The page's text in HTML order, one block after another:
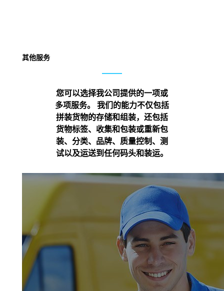
其他服务
您可以选择我公司提供的一项或
多项服务。 我们的能力不仅包括
拼装货物的存储和组装，还包括
货物标签、收集和包装或重新包
装、分类、品牌、质量控制、测
试以及运送到任何码头和装运。